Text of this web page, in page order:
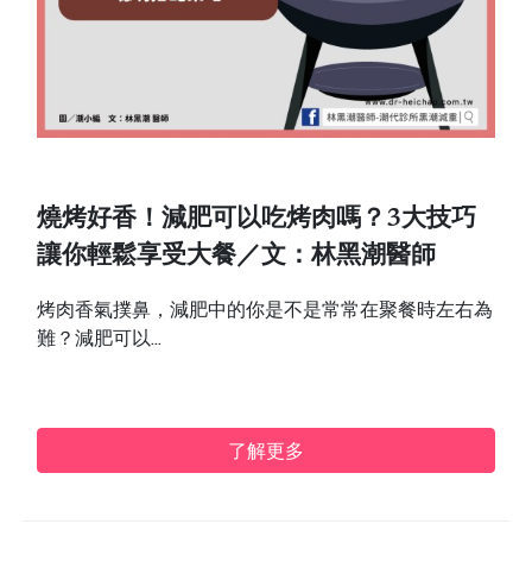
燒烤好香！減肥可以吃烤肉嗎？3大技巧
讓你輕鬆享受大餐／文：林黑潮醫師
烤肉香氣撲鼻，減肥中的你是不是常常在聚餐時左右為
難？減肥可以...
了解更多